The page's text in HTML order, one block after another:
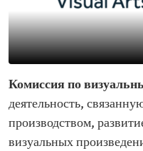
Комиссия по
деятельность,
производством,
визуальных